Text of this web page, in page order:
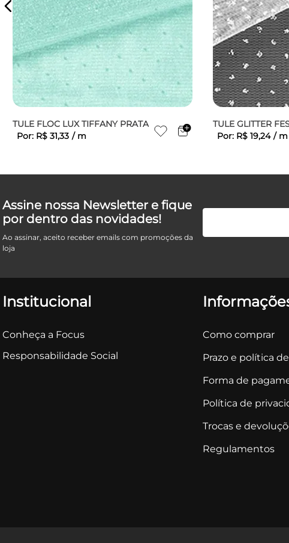
TULE FLOC LUX TIFFANY PRATA
Por: R$ 31,33 / m
TULE GLITTER
Por: R$ 19,24 / m
Assine nossa Newsletter e fique
por dentro das novidades!
Ao assinar, aceito receber emails com promoções da
loja
Institucional
Conheça a Focus
Responsabilidade Social
Como comprar
Prazo e política
Forma de
Política de
Trocas e
Regulamentos